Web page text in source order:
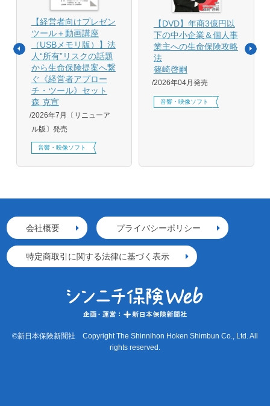
【経営者向けプレゼン
ツール＋動画講座
（USBメモリ版）】法
人“所有”リスクの話題
から生命保険提案へ繋
ぐ《経営者アプロー
チ・ツール》セット
森 克宣
2026年7月〔リニューア
ル版〕発売
音響・映像ソフト
【DVD】年商3億円以
下の中小企業＆個人事
業主への生命保険攻略
法
篠崎啓嗣
2026年04月発売
音響・映像ソフト
会社概要 プライバシーポリシー
特定商取引に関する法律に基づく表示
©新日本保険新聞社 Copyright The Shinnihon Hoken Shimbun Co., Ltd. All
rights reserved.